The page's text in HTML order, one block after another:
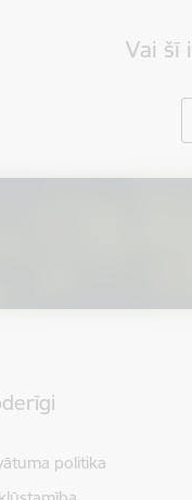
Vai šī
politika